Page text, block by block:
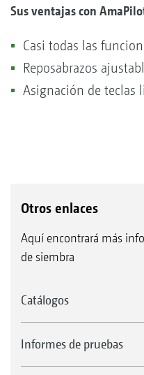
Sus ventajas con
Casi todas las
Reposabrazos
Asignación de teclas
Otros enlaces
Aquí encontrará más
de siembra
Catálogos
Informes de pruebas